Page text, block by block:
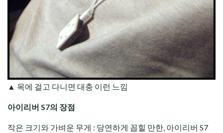
▲ 목에 걸고 다니면 대충 이런 느낌
아이리버 S7의 장점
작은 크기와 가벼운 무게 : 당연하게 꼽힐 만한, 아이리버 S7